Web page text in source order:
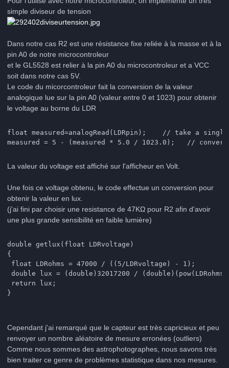
simple diviseur de tension
Dans notre cas R2 est une résistance fixe reliée à la masse et à la
pin A0 de notre microcontroleur
et le GL5528 est relier à la pin A0 du microcontroleur et a VCC
soit dans notre cas 5V.
Le code du micorcontroleur fait la conversion de la valeur
analogique lue sur la pin A0 (valeur entre 0 et 1023) pour obtenir
le voltage au borne du LDR
float measured=analogRead(LDRpin);    // take a
measured = 5 - (measured * 5.0 / 1023.0);   //
La valeur du voltage est affiché sur l'afficheur en Volt.
Une fois ce voltage obtenu, le code effectue un conversion pour
obtenir la valeur en lux.
(j'ai fini par choisir une resistance de 47KΩ pour R2 afin d'avoir
une plus grande sensibilité en faible lumière)
double getlux(float LDRvoltage)
{
float LDRohms = 47000 / ((5/LDRvoltage) - 1);
double lux = (double)32017200 /
return lux;
Cependant j'ai remarqué que le capteur est très capricieux et peu
renvoyer un nombre aléatoire de mesure erronées (outliers)
Comme nous sommes des astrophotographes, nous savons très
bien traiter ce genre de problèmes statistique dans nos mesures.